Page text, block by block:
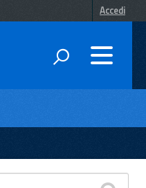
Accedi